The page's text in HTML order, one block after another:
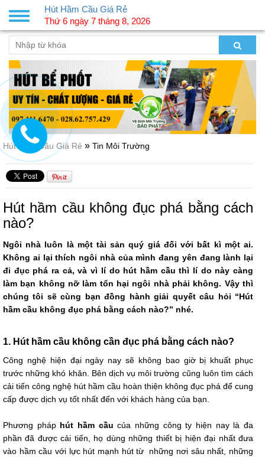
Hút Hầm Cầu Giá Rẻ » Tin Môi Trường
Hút hầm cầu không đục phá bằng cách
nào?
Ngôi nhà luôn là một tài sản quý giá đối với bất kì một ai.
Không ai lại thích ngôi nhà của mình đang yên đang lành lại
đi đục phá ra cả, và vì lí do hút hầm cầu thì lí do này càng
làm bạn không nỡ làm tổn hại ngôi nhà phải không. Vậy thì
chúng tôi sẽ cùng bạn đồng hành giải quyết câu hỏi “Hút
hầm cầu không đục phá bằng cách nào?” nhé.
1. Hút hầm cầu không cần đục phá bằng cách nào?
Công nghệ hiện đại ngày nay sẽ không bao giờ bị khuất phục
trước những khó khăn. Bên dịch vụ môi trường cũng luôn tìm cách
cải tiến công nghệ hút hầm cầu hoàn thiện không đục phá để cung
cấp được dịch vụ tốt nhất đến với khách hàng của bạn.
Phương pháp hút hầm cầu của những công ty hiện nay là đa
phần đã được cải tiến, họ dùng những thiết bị hiện đại nhất đưa
vào hầm cầu với lực hút mạnh hút từ những nơi sâu nhất, những
Toggle
navigation
Hút Hầm Cầu Giá Rẻ
Thứ 6 ngày 7 tháng 8, 2026